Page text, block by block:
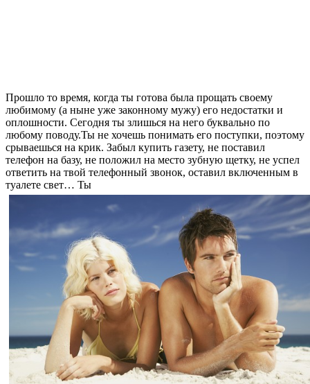
Прошло то время, когда ты готова была прощать своему
любимому (а ныне уже законному мужу) его недостатки и
оплошности. Сегодня ты злишься на него буквально по
любому поводу.Ты не хочешь понимать его поступки, поэтому
срываешься на крик. Забыл купить газету, не поставил
телефон на базу, не положил на место зубную щетку, не успел
ответить на твой телефонный звонок, оставил включенным в
туалете свет… Ты